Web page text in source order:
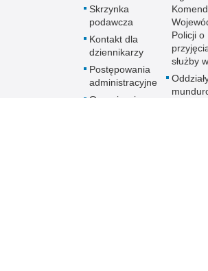
Skrzynka
podawcza
Kontakt dla
dziennikarzy
Postępowania
administracyjne
Organizacja
Policji o
służby